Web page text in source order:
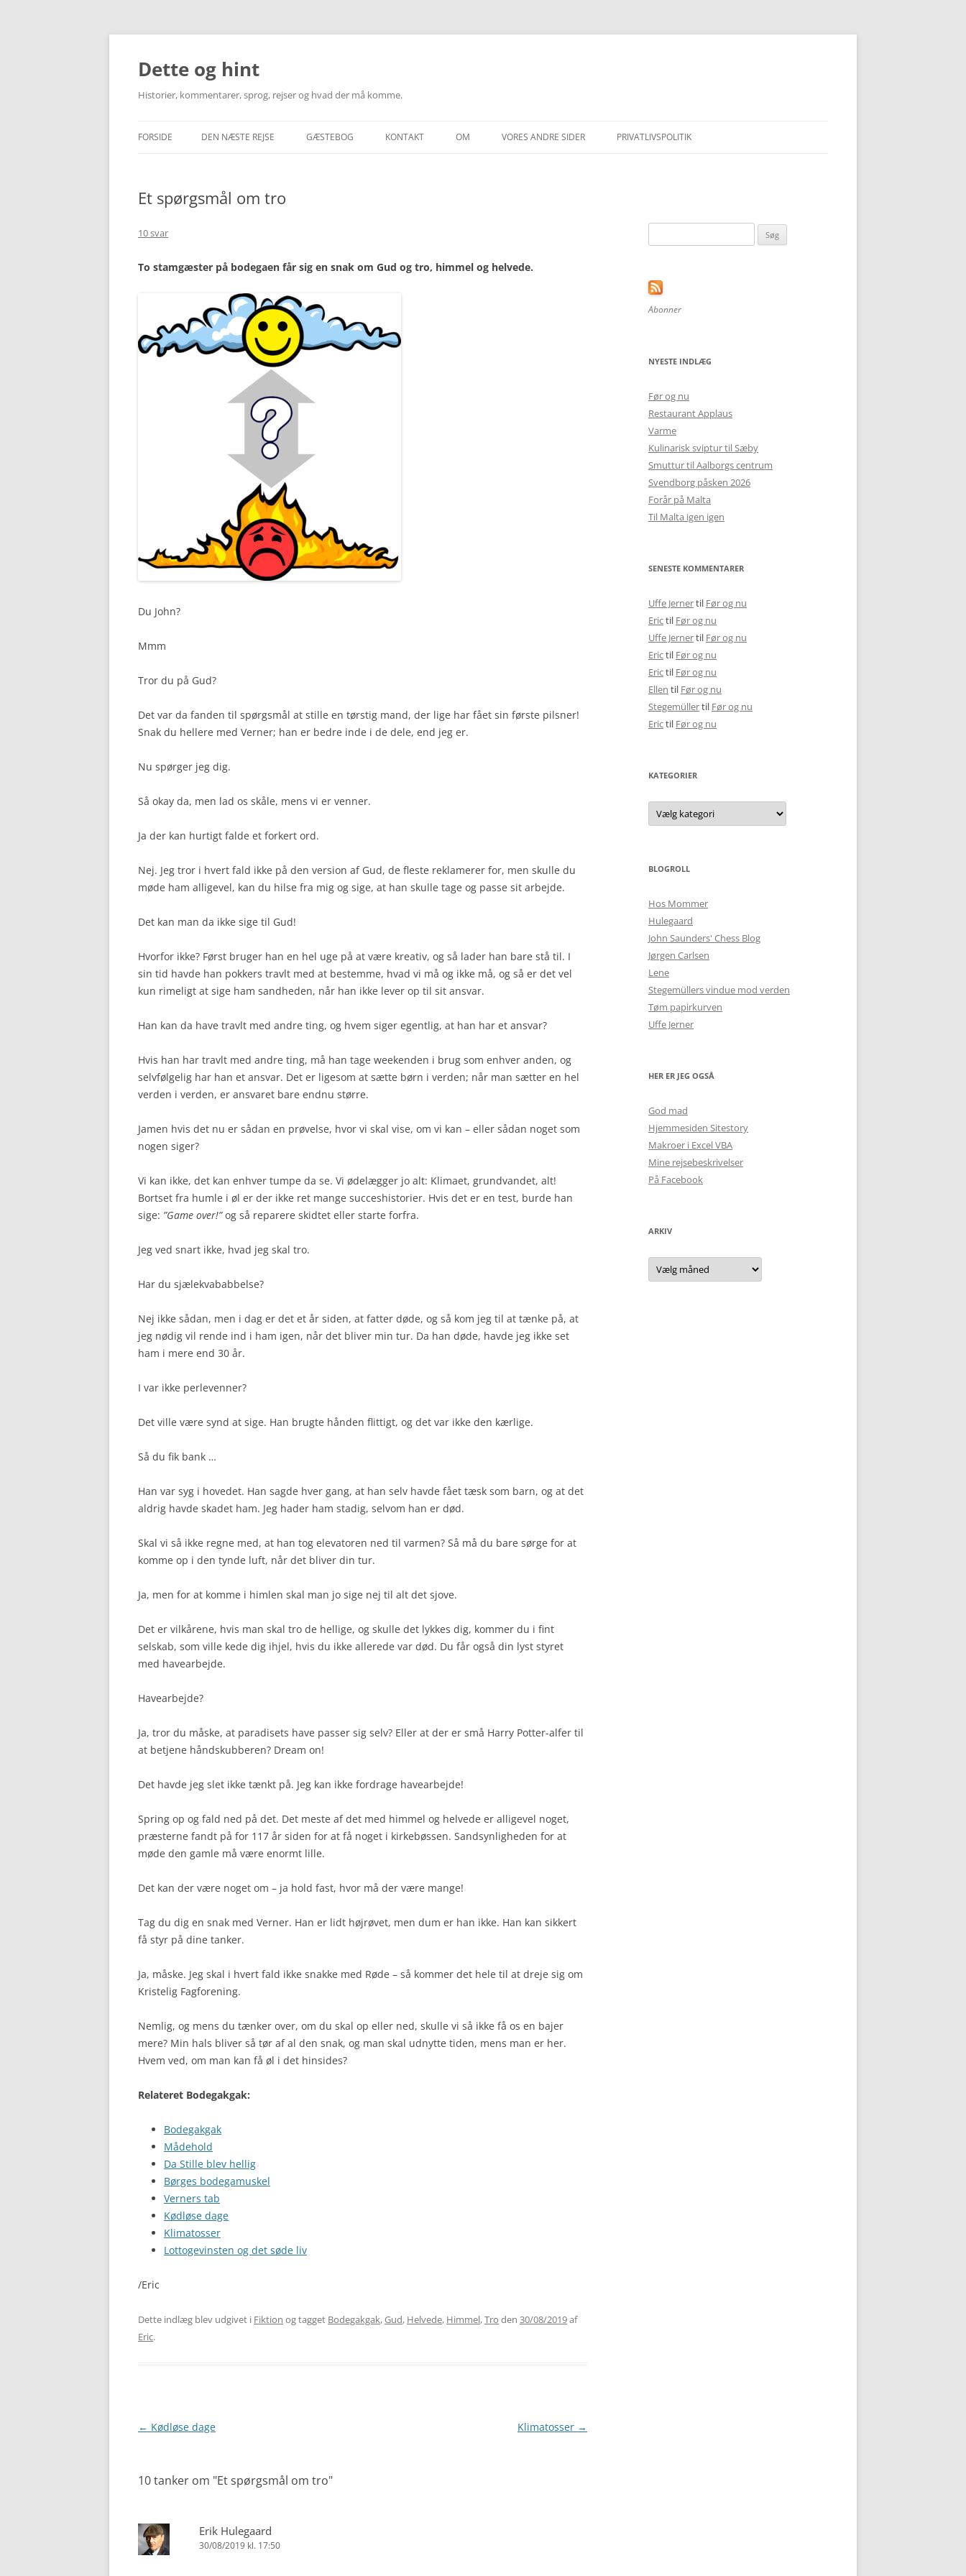
Hop
Dette og hint
Historier, kommentarer, sprog, rejser og hvad der må komme.
FORSIDE DEN NÆSTE REJSE
TRANSPORT – FLY & TOG
GÆSTEBOG KONTAKT OM VORES ANDRE SIDER PRIVATLIVSPOLITIK
Et spørgsmål om tro
10 svar
To stamgæster på bodegaen får sig en snak om Gud og tro, himmel og helvede.
Du John?
Mmm
Tror du på Gud?
Det var da fanden til spørgsmål at stille en tørstig mand, der lige har fået sin første pilsner!
Snak du hellere med Verner; han er bedre inde i de dele, end jeg er.
Nu spørger jeg dig.
Så okay da, men lad os skåle, mens vi er venner.
Ja der kan hurtigt falde et forkert ord.
Nej. Jeg tror i hvert fald ikke på den version af Gud, de fleste reklamerer for, men skulle du
møde ham alligevel, kan du hilse fra mig og sige, at han skulle tage og passe sit arbejde.
Det kan man da ikke sige til Gud!
Hvorfor ikke? Først bruger han en hel uge på at være kreativ, og så lader han bare stå til. I
sin tid havde han pokkers travlt med at bestemme, hvad vi må og ikke må, og så er det vel
kun rimeligt at sige ham sandheden, når han ikke lever op til sit ansvar.
Han kan da have travlt med andre ting, og hvem siger egentlig, at han har et ansvar?
Hvis han har travlt med andre ting, må han tage weekenden i brug som enhver anden, og
selvfølgelig har han et ansvar. Det er ligesom at sætte børn i verden; når man sætter en hel
verden i verden, er ansvaret bare endnu større.
Jamen hvis det nu er sådan en prøvelse, hvor vi skal vise, om vi kan – eller sådan noget som
nogen siger?
Vi kan ikke, det kan enhver tumpe da se. Vi ødelægger jo alt: Klimaet, grundvandet, alt!
Bortset fra humle i øl er der ikke ret mange succeshistorier. Hvis det er en test, burde han
sige: ”Game over!”og så reparere skidtet eller starte forfra.
Jeg ved snart ikke, hvad jeg skal tro.
Har du sjælekvababbelse?
Nej ikke sådan, men i dag er det et år siden, at fatter døde, og så kom jeg til at tænke på, at
jeg nødig vil rende ind i ham igen, når det bliver min tur. Da han døde, havde jeg ikke set
ham i mere end 30 år.
I var ikke perlevenner?
Det ville være synd at sige. Han brugte hånden flittigt, og det var ikke den kærlige.
Så du fik bank …
Han var syg i hovedet. Han sagde hver gang, at han selv havde fået tæsk som barn, og at det
aldrig havde skadet ham. Jeg hader ham stadig, selvom han er død.
Skal vi så ikke regne med, at han tog elevatoren ned til varmen? Så må du bare sørge for at
komme op i den tynde luft, når det bliver din tur.
Ja, men for at komme i himlen skal man jo sige nej til alt det sjove.
Det er vilkårene, hvis man skal tro de hellige, og skulle det lykkes dig, kommer du i fint
selskab, som ville kede dig ihjel, hvis du ikke allerede var død. Du får også din lyst styret
med havearbejde.
Havearbejde?
Ja, tror du måske, at paradisets have passer sig selv? Eller at der er små Harry Potter-alfer til
at betjene håndskubberen? Dream on!
Det havde jeg slet ikke tænkt på. Jeg kan ikke fordrage havearbejde!
Spring op og fald ned på det. Det meste af det med himmel og helvede er alligevel noget,
præsterne fandt på for 117 år siden for at få noget i kirkebøssen. Sandsynligheden for at
møde den gamle må være enormt lille.
Det kan der være noget om – ja hold fast, hvor må der være mange!
Tag du dig en snak med Verner. Han er lidt højrøvet, men dum er han ikke. Han kan sikkert
få styr på dine tanker.
Ja, måske. Jeg skal i hvert fald ikke snakke med Røde – så kommer det hele til at dreje sig om
Kristelig Fagforening.
Nemlig, og mens du tænker over, om du skal op eller ned, skulle vi så ikke få os en bajer
mere? Min hals bliver så tør af al den snak, og man skal udnytte tiden, mens man er her.
Hvem ved, om man kan få øl i det hinsides?
Relateret Bodegakgak:
Bodegakgak
Mådehold
Da Stille blev hellig
Børges bodegamuskel
Verners tab
Kødløse dage
Klimatosser
Lottogevinsten og det søde liv
/Eric
Dette indlæg blev udgivet i Fiktion og tagget Bodegakgak,Gud, Helvede, Himmel,Tro den 30/08/2019af
Eric.
Indlægsnavigation
← Kødløse dage Klimatosser →
10 tanker om "Et spørgsmål om tro"
Erik Hulegaard
30/08/2019 kl. 17:50
efter:
Abonner
NYESTE INDLÆG
Før og nu
Restaurant Applaus
Varme
Kulinarisk sviptur til Sæby
Smuttur til Aalborgs centrum
Svendborg påsken 2026
Forår på Malta
Til Malta igen igen
SENESTE KOMMENTARER
Uffe Jernertil Før og nu
Erictil Før og nu
Uffe Jernertil Før og nu
Erictil Før og nu
Erictil Før og nu
Ellen til Før og nu
Stegemüllertil Før og nu
Erictil Før og nu
KATEGORIER
Kategorier
BLOGROLL
Hos Mommer
Hulegaard
John Saunders' Chess Blog
Jørgen Carlsen
Lene
Stegemüllers vindue mod verden
Tøm papirkurven
Uffe Jerner
HER ER JEG OGSÅ
God mad
Hjemmesiden Sitestory
Makroer i Excel VBA
Mine rejsebeskrivelser
På Facebook
ARKIV
Arkiv